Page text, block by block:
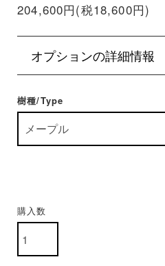
204,600円(税18,600円)
オプションの詳細情報
樹種/Type
購入数